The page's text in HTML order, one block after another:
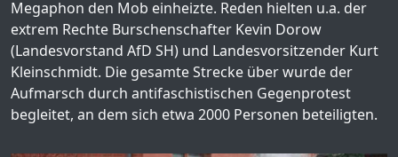
Megaphon den Mob einheizte. Reden hielten u.a. der
extrem Rechte Burschenschafter Kevin Dorow
(Landesvorstand AfD SH) und Landesvorsitzender Kurt
Kleinschmidt. Die gesamte Strecke über wurde der
Aufmarsch durch antifaschistischen Gegenprotest
begleitet, an dem sich etwa 2000 Personen beteiligten.